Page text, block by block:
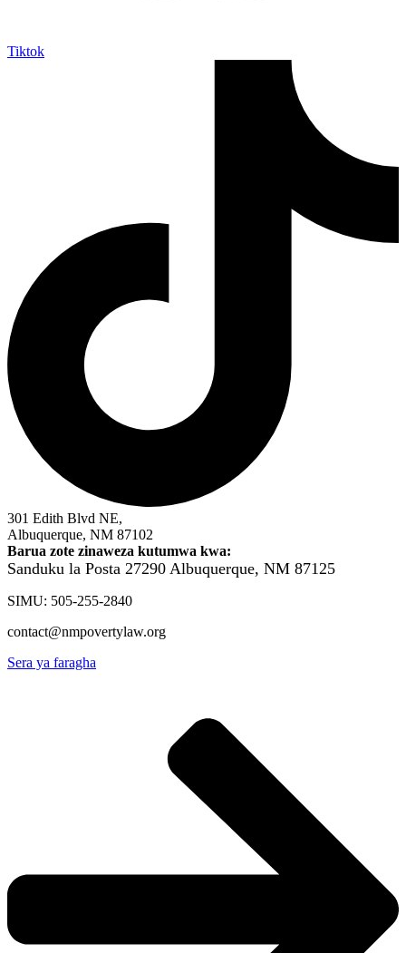
Tiktok
301 Edith Blvd NE,
Albuquerque, NM 87102
Barua zote zinaweza kutumwa kwa:
Sanduku la Posta 27290 Albuquerque, NM 87125
SIMU: 505-255-2840
contact@nmpovertylaw.org
Sera ya faragha